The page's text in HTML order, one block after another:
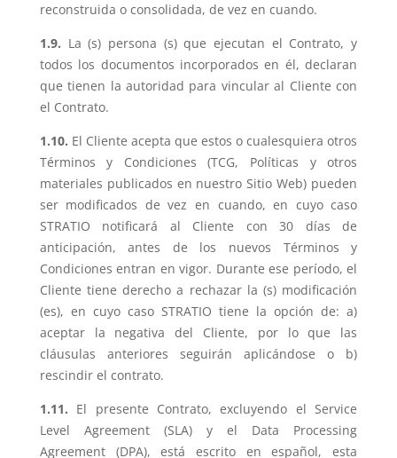
reconstruida o consolidada, de vez en cuando.
1.9. La (s) persona (s) que ejecutan el Contrato, y
todos los documentos incorporados en él, declaran
que tienen la autoridad para vincular al Cliente con
el Contrato.
1.10. El Cliente acepta que estos o cualesquiera otros
Términos y Condiciones (TCG, Políticas y otros
materiales publicados en nuestro Sitio Web) pueden
ser modificados de vez en cuando, en cuyo caso
STRATIO notificará al Cliente con 30 días de
anticipación, antes de los nuevos Términos y
Condiciones entran en vigor. Durante ese período, el
Cliente tiene derecho a rechazar la (s) modificación
(es), en cuyo caso STRATIO tiene la opción de: a)
aceptar la negativa del Cliente, por lo que las
cláusulas anteriores seguirán aplicándose o b)
rescindir el contrato.
1.11. El presente Contrato, excluyendo el Service
Level Agreement (SLA) y el Data Processing
Agreement (DPA), está escrito en español, esta